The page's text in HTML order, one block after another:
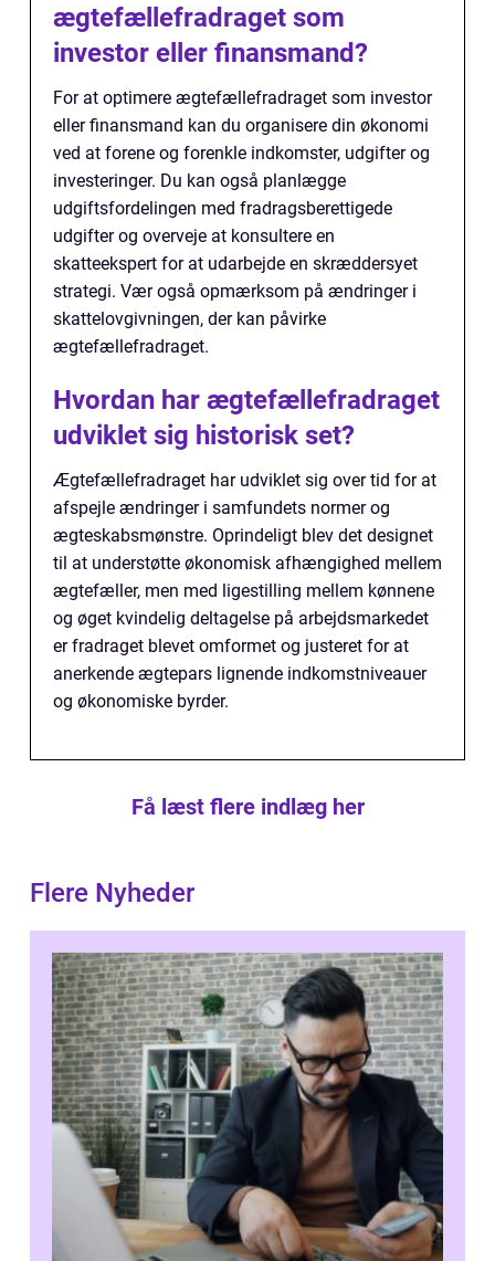
ægtefællefradraget som
investor eller finansmand?
For at optimere ægtefællefradraget som investor
eller finansmand kan du organisere din økonomi
ved at forene og forenkle indkomster, udgifter og
investeringer. Du kan også planlægge
udgiftsfordelingen med fradragsberettigede
udgifter og overveje at konsultere en
skatteekspert for at udarbejde en skræddersyet
strategi. Vær også opmærksom på ændringer i
skattelovgivningen, der kan påvirke
ægtefællefradraget.
Hvordan har ægtefællefradraget
udviklet sig historisk set?
Ægtefællefradraget har udviklet sig over tid for at
afspejle ændringer i samfundets normer og
ægteskabsmønstre. Oprindeligt blev det designet
til at understøtte økonomisk afhængighed mellem
ægtefæller, men med ligestilling mellem kønnene
og øget kvindelig deltagelse på arbejdsmarkedet
er fradraget blevet omformet og justeret for at
anerkende ægtepars lignende indkomstniveauer
og økonomiske byrder.
Få læst flere indlæg her
Flere Nyheder